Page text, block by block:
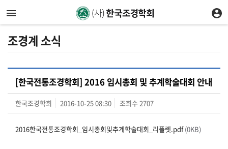
조경계 소식
[한국전통조경학회] 2016 임시총회 및 추계학술대회 안내
한국조경학회 2016-10-25 08:30 조회수 2707
2016한국전통조경학회_임시총회및추계학술대회_리플렛.pdf(0KB)